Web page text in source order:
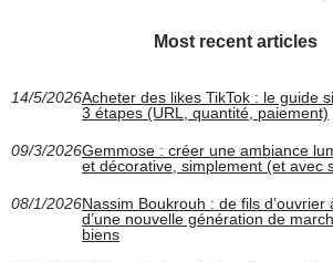
Most recent articles
14/5/2026Acheter des likes TikTok : le guide
3 étapes (URL, quantité, paiement)
09/3/2026Gemmose : créer une ambiance
et décorative, simplement (et avec
08/1/2026Nassim Boukrouh : de fils d’ouvrier
d’une nouvelle génération de
biens